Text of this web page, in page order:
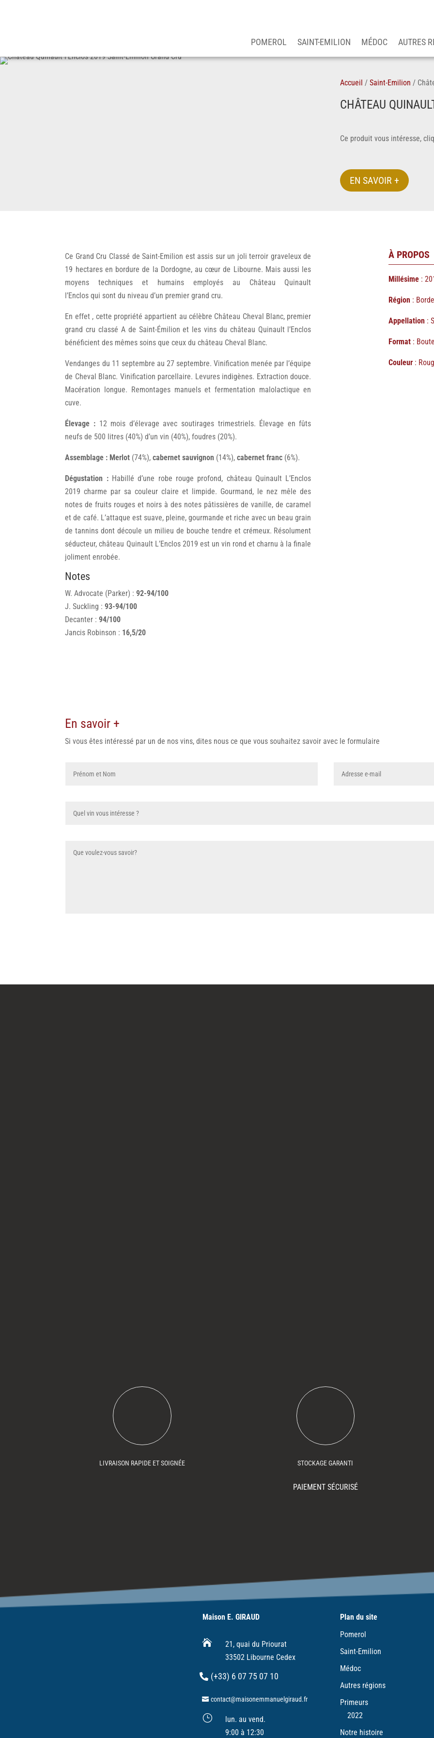
POMEROL SAINT-EMILION MÉDOC AUTRES
Accueil / Saint-Emilion /
CHÂTEAU
Ce produit vous intéresse,
EN SAVOIR +
Ce Grand Cru Classé de Saint-Emilion est assis sur un joli terroir graveleux de
19 hectares en bordure de la Dordogne, au cœur de Libourne. Mais aussi les
moyens techniques et humains employés au Château Quinault
l’Enclos qui sont du niveau d’un premier grand cru.
En effet , cette propriété appartient au célèbre Château Cheval Blanc, premier
grand cru classé A de Saint-Émilion et les vins du château Quinault l’Enclos
bénéficient des mêmes soins que ceux du château Cheval Blanc.
Vendanges du 11 septembre au 27 septembre. Vinification menée par l’équipe
de Cheval Blanc. Vinification parcellaire. Levures indigènes. Extraction douce.
Macération longue. Remontages manuels et fermentation malolactique en
cuve.
Élevage : 12 mois d’élevage avec soutirages trimestriels. Élevage en fûts
neufs de 500 litres (40%) d’un vin (40%), foudres (20%).
Assemblage : Merlot (74%),cabernet sauvignon (14%),cabernet franc (6%).
Dégustation : Habillé d’une robe rouge profond, château Quinault L’Enclos
2019 charme par sa couleur claire et limpide. Gourmand, le nez mêle des
notes de fruits rouges et noirs à des notes pâtissières de vanille, de caramel
et de café. L’attaque est suave, pleine, gourmande et riche avec un beau grain
de tannins dont découle un milieu de bouche tendre et crémeux. Résolument
séducteur, château Quinault L’Enclos 2019 est un vin rond et charnu à la finale
joliment enrobée.
Notes
W. Advocate (Parker) :92-94/100
J. Suckling :93-94/100
Decanter :94/100
Jancis Robinson : 16,5/20
À PROPOS
Millésime:
Région :
Appellation :
Format:
Couleur:
En savoir +
Si vous êtes intéressé par un de nos vins, dites nous ce que vous souhaitez savoir avec le formulaire
LIVRAISON RAPIDE ET SOIGNÉE STOCKAGE GARANTI
PAIEMENT SÉCURISÉ
Maison E. GIRAUD

21, quai du Priourat
33502 Libourne Cedex
(+33) 6 07 75 07 10
contact@maisonemmanuelgiraud.fr
}
lun. au vend.
9:00 à 12:30
Plan du site
Pomerol
Saint-Emilion
Médoc
Autres régions
Primeurs
2022
Notre histoire